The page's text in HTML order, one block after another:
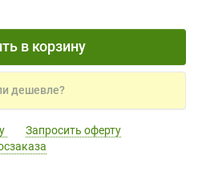
в корзину
дешевле?
Запросить оферту